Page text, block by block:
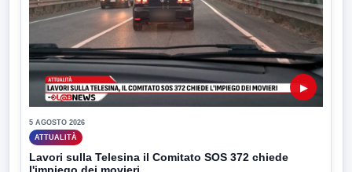
▶
5 AGOSTO 2026
ATTUALITÀ
Lavori sulla Telesina il Comitato SOS 372 chiede